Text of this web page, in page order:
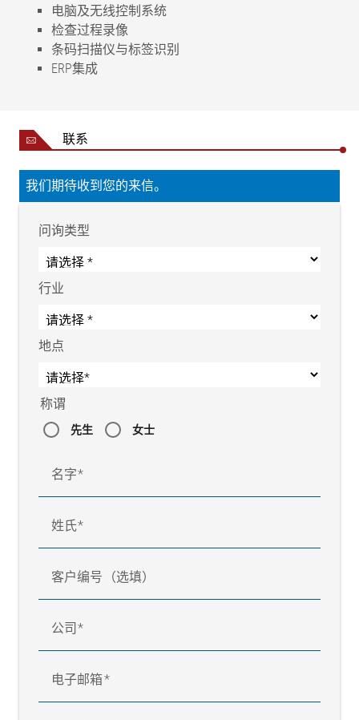
电脑及无线控制系统
检查过程录像
条码扫描仪与标签识别
ERP集成
联系
我们期待收到您的来信。
问询类型
行业
地点
称谓
先生 女士
名字
姓氏
客户编号（选填）
公司
电子邮箱